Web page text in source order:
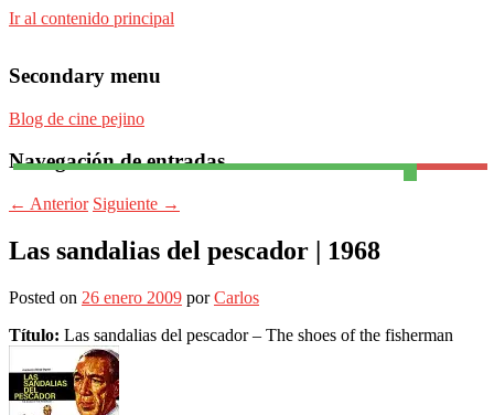
Ir al contenido principal
Secondary menu
Blog de cine pejino
Blog de cine pejino
Para todos los públicos
Navegación de entradas
← Anterior Siguiente →
Las sandalias del pescador | 1968
Posted on 26 enero 2009 porCarlos
Título: Las sandalias del pescador – The shoes of the fisherman